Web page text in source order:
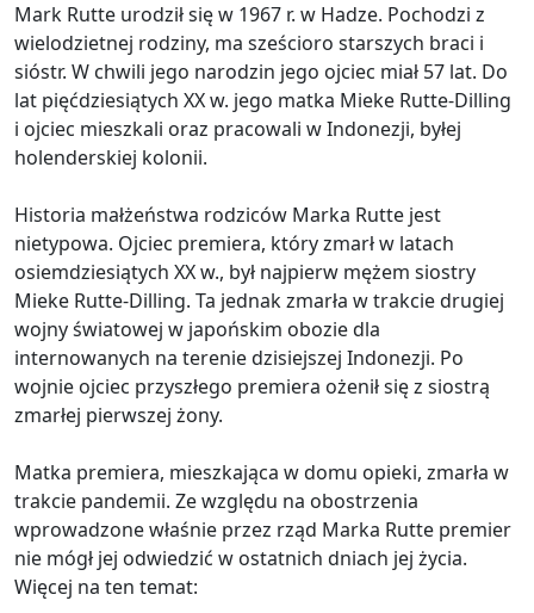
Mark Rutte urodził się w 1967 r. w Hadze. Pochodzi z
wielodzietnej rodziny, ma sześcioro starszych braci i
sióstr. W chwili jego narodzin jego ojciec miał 57 lat. Do
lat pięćdziesiątych XX w. jego matka Mieke Rutte-Dilling
i ojciec mieszkali oraz pracowali w Indonezji, byłej
holenderskiej kolonii.
Historia małżeństwa rodziców Marka Rutte jest
nietypowa. Ojciec premiera, który zmarł w latach
osiemdziesiątych XX w., był najpierw mężem siostry
Mieke Rutte-Dilling. Ta jednak zmarła w trakcie drugiej
wojny światowej w japońskim obozie dla
internowanych na terenie dzisiejszej Indonezji. Po
wojnie ojciec przyszłego premiera ożenił się z siostrą
zmarłej pierwszej żony.
Matka premiera, mieszkająca w domu opieki, zmarła w
trakcie pandemii. Ze względu na obostrzenia
wprowadzone właśnie przez rząd Marka Rutte premier
nie mógł jej odwiedzić w ostatnich dniach jej życia.
Więcej na ten temat: